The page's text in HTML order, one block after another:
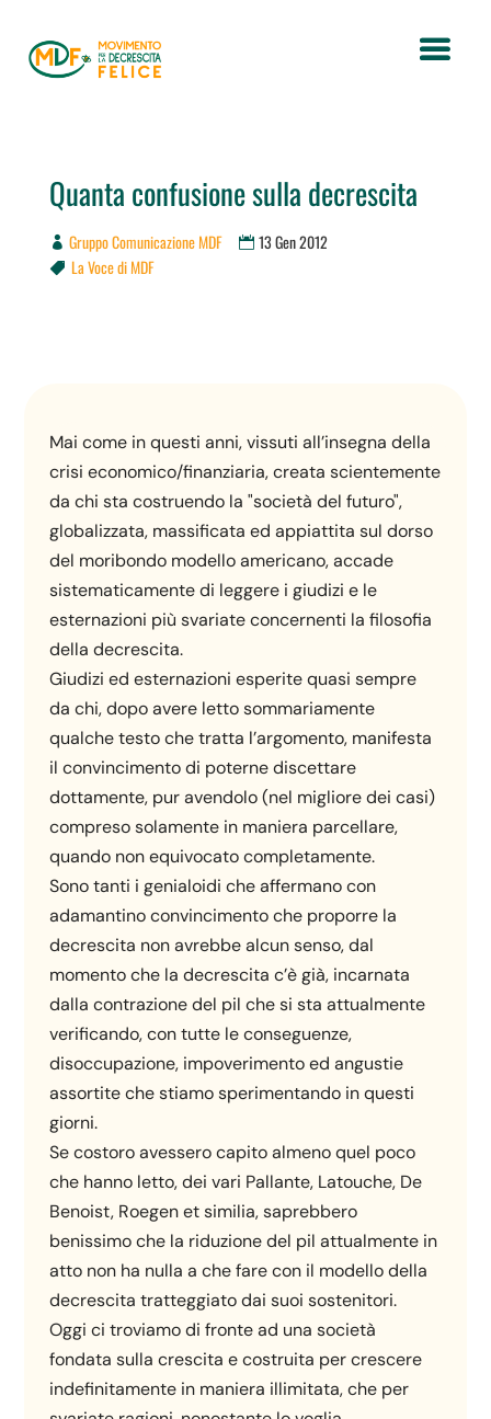
Quanta confusione sulla decrescita
Gruppo Comunicazione MDF 13 Gen 2012
 La Voce di MDF
Mai come in questi anni, vissuti all’insegna della
crisi economico/finanziaria, creata scientemente
da chi sta costruendo la "società del futuro",
globalizzata, massificata ed appiattita sul dorso
del moribondo modello americano, accade
sistematicamente di leggere i giudizi e le
esternazioni più svariate concernenti la filosofia
della decrescita.
Giudizi ed esternazioni esperite quasi sempre
da chi, dopo avere letto sommariamente
qualche testo che tratta l’argomento, manifesta
il convincimento di poterne discettare
dottamente, pur avendolo (nel migliore dei casi)
compreso solamente in maniera parcellare,
quando non equivocato completamente.
Sono tanti i genialoidi che affermano con
adamantino convincimento che proporre la
decrescita non avrebbe alcun senso, dal
momento che la decrescita c’è già, incarnata
dalla contrazione del pil che si sta attualmente
verificando, con tutte le conseguenze,
disoccupazione, impoverimento ed angustie
assortite che stiamo sperimentando in questi
giorni.
Se costoro avessero capito almeno quel poco
che hanno letto, dei vari Pallante, Latouche, De
Benoist, Roegen et similia, saprebbero
benissimo che la riduzione del pil attualmente in
atto non ha nulla a che fare con il modello della
decrescita tratteggiato dai suoi sostenitori.
Oggi ci troviamo di fronte ad una società
fondata sulla crescita e costruita per crescere
indefinitamente in maniera illimitata, che per